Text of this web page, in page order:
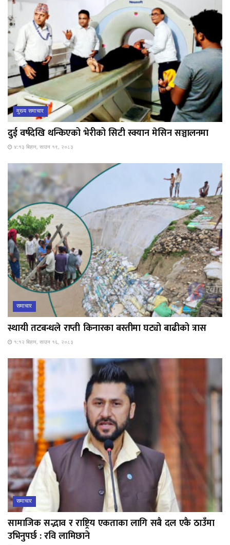
मुख्य समाचार
दुई वर्षदेखि थन्किएको भेरीको सिटी स्क्यान मेसिन सञ्चालनमा
४:१३ बिहान, साउन १९, २०८३
समाचार
स्थायी तटबन्धले राप्ती किनारका बस्तीमा घट्यो बाढीको त्रास
१:१२ बिहान, साउन १६, २०८३
समाचार
सामाजिक सद्भाव र राष्ट्रिय एकताका लागि सबै दल एकै ठाउँमा
उभिनुपर्छ : रवि लामिछाने